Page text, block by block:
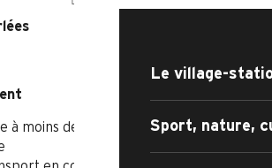
Le village-
Sport, nature,
à moins de 300 m